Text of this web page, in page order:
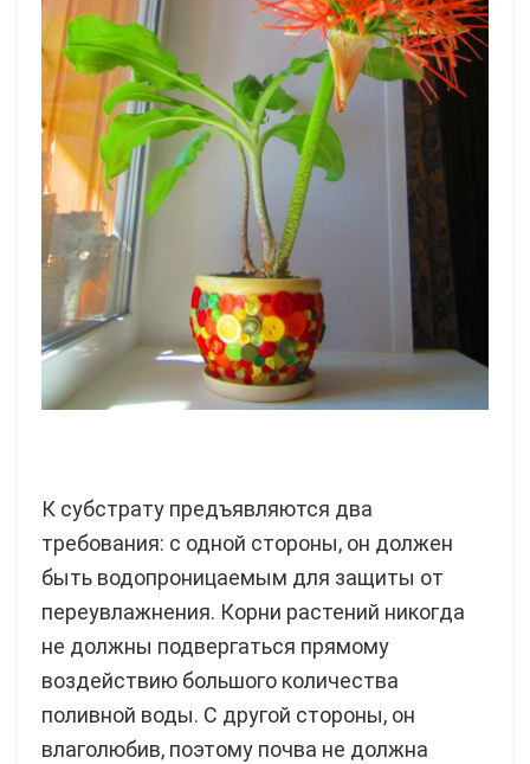
К субстрату предъявляются два
требования: с одной стороны, он должен
быть водопроницаемым для защиты от
переувлажнения. Корни растений никогда
не должны подвергаться прямому
воздействию большого количества
поливной воды. С другой стороны, он
влаголюбив, поэтому почва не должна